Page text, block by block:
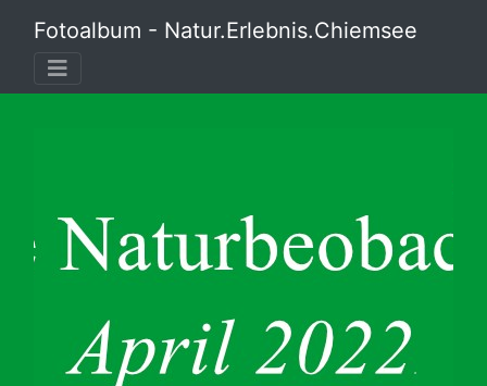
Fotoalbum - Natur.Erlebnis.Chiemsee